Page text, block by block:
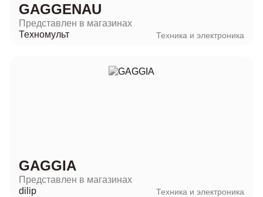
GAGGENAU
Представлен в магазинах
Техномульт
Техника и электроника
GAGGIA
Представлен в магазинах
dilip
Техника и электроника